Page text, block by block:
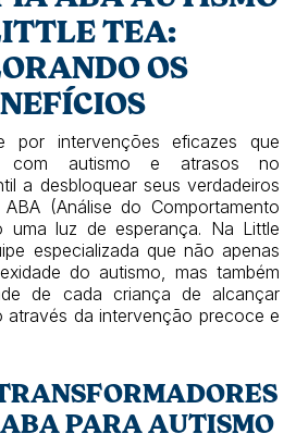
TEA:
OS
por intervenções eficazes que
com autismo e atrasos no
a desbloquear seus verdadeiros
(Análise do Comportamento
uma luz de esperança. Na Little
especializada que não apenas
do autismo, mas também
de cada criança de alcançar
através da intervenção precoce e
PARA AUTISMO